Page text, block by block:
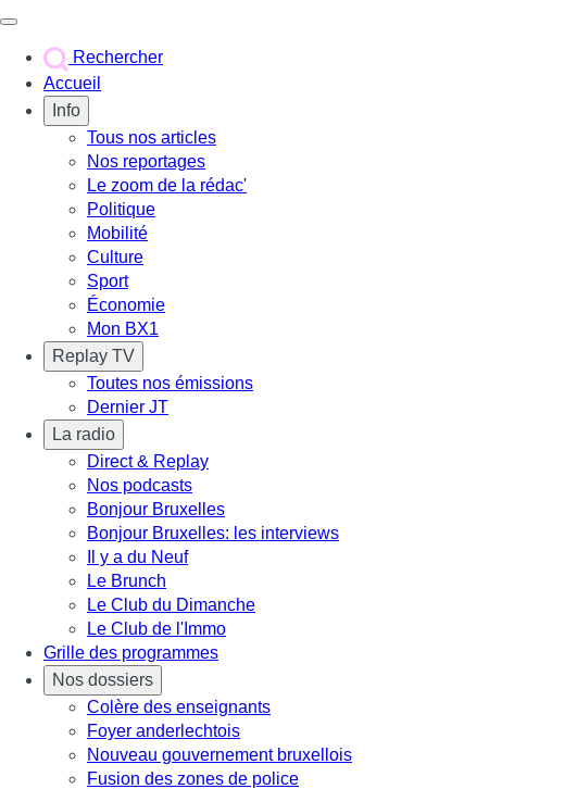
Rechercher
Accueil
Info
Tous nos articles
Nos reportages
Le zoom de la rédac'
Politique
Mobilité
Culture
Sport
Économie
Mon BX1
Replay TV
Toutes nos émissions
Dernier JT
La radio
Direct & Replay
Nos podcasts
Bonjour Bruxelles
Bonjour Bruxelles: les interviews
Il y a du Neuf
Le Brunch
Le Club du Dimanche
Le Club de l'Immo
Grille des programmes
Nos dossiers
Colère des enseignants
Foyer anderlechtois
Nouveau gouvernement bruxellois
Fusion des zones de police